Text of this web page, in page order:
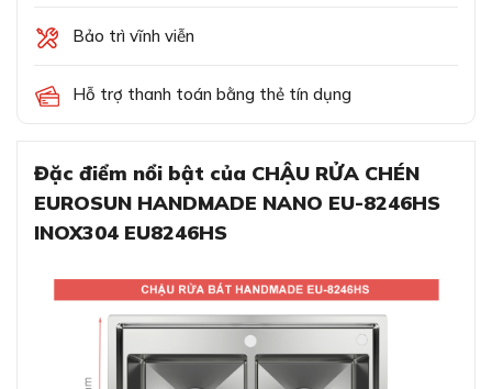
Bảo trì vĩnh viễn
Hỗ trợ thanh toán bằng thẻ tín dụng
Đặc điểm nổi bật của CHẬU RỬA CHÉN
EUROSUN HANDMADE NANO EU-8246HS
INOX304 EU8246HS